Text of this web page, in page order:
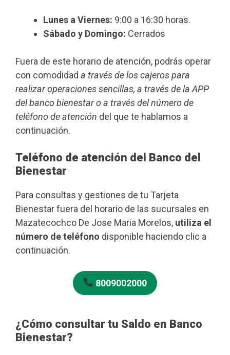
Lunes a Viernes: 9:00 a 16:30 horas.
Sábado y Domingo: Cerrados
Fuera de este horario de atención, podrás operar
con comodidad a través de los cajeros para
realizar operaciones sencillas, a través de la APP
del banco bienestar o a través del número de
teléfono de atención del que te hablamos a
continuación.
Teléfono de atención del Banco del
Bienestar
Para consultas y gestiones de tu Tarjeta
Bienestar fuera del horario de las sucursales en
Mazatecochco De Jose Maria Morelos, utiliza el
número de teléfono disponible haciendo clic a
continuación.
8009002000
¿Cómo consultar tu Saldo en Banco
Bienestar?